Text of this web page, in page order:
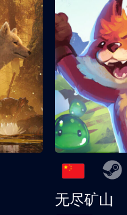
无尽矿山